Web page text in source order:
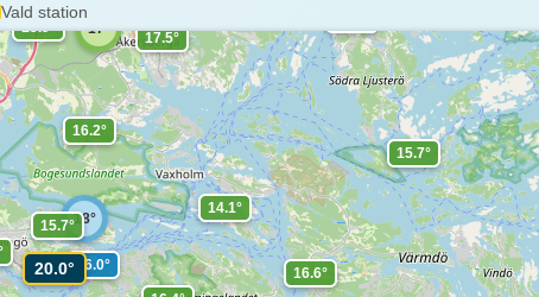
Vald station
15.7°
16.6°
14.1°
16.2°
15.9°
17.5°
17°
15.7°
16.0°
18°
20.0°